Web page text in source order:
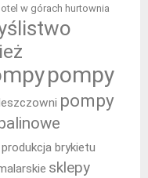
w górach hurtownia
pompy
pompy
produkcja brykietu
sklepy